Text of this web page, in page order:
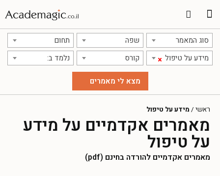
סוג המאמר שפה תחום
× מידע על טיפול קורס נלמד ב:
ראשי / מידע על טיפול
מאמרים אקדמיים על מידע
על טיפול
מאמרים אקדמיים להורדה בחינם (pdf)